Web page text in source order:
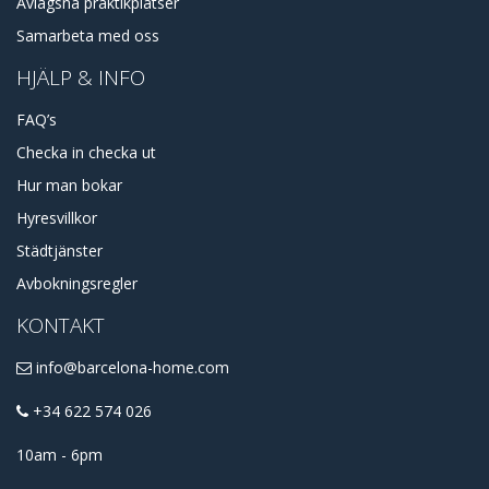
Samarbeta med oss
HJÄLP & INFO
FAQ’s
Checka in checka ut
Hur man bokar
Hyresvillkor
Städtjänster
Avbokningsregler
KONTAKT
info@barcelona-home.com
+34 622 574 026
10am - 6pm